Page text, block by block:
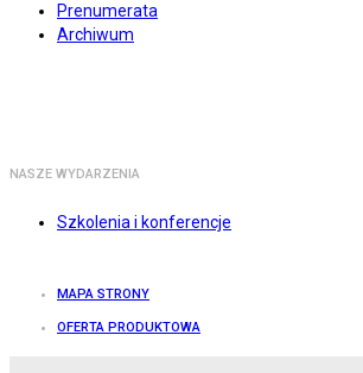
Prenumerata
Archiwum
NASZE WYDARZENIA
Szkolenia i konferencje
MAPA STRONY
OFERTA PRODUKTOWA